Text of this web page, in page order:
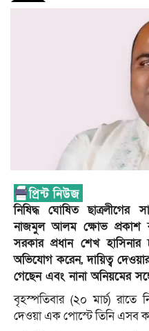
নিষিদ্ধ ঘোষিত ছাত্রলীগের
নাজমুল আলম ক্ষোভ প্রকাশ
সরকার প্রধান শেখ হাসিনার
অভিযোগ করেন, দায়িত্ব
গেছেন এবং নানা অনিয়মের
বৃহস্পতিবার (২০ মার্চ)
দেওয়া এক পোস্টে তিনি এসব